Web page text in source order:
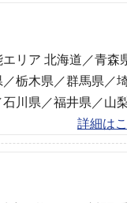
リア 北海道／青森
栃木県／群馬県／
石川県／福井県／山
詳細は